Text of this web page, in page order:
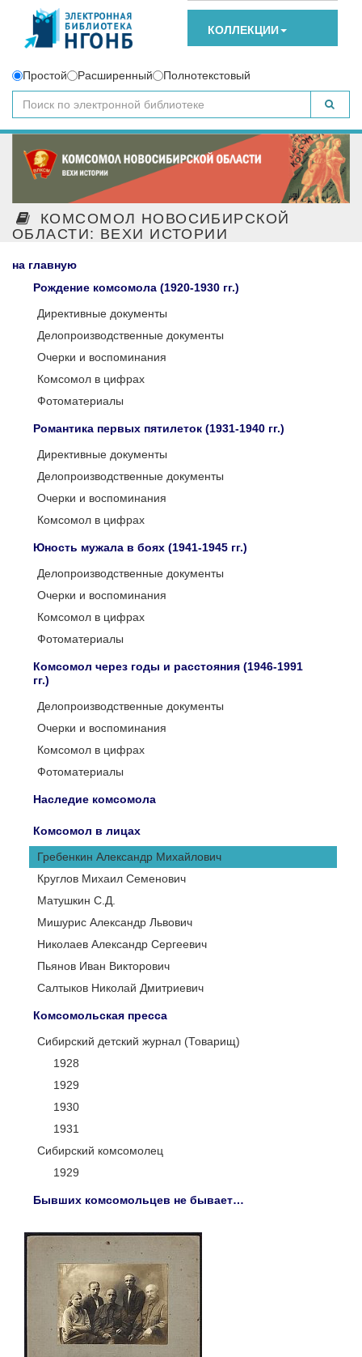
КОЛЛЕКЦИИ
Простой Расширенный Полнотекстовый
КОМСОМОЛ НОВОСИБИРСКОЙ
ОБЛАСТИ: ВЕХИ ИСТОРИИ
на главную
Рождение комсомола (1920-1930 гг.)
Директивные документы
Делопроизводственные документы
Очерки и воспоминания
Комсомол в цифрах
Фотоматериалы
Романтика первых пятилеток (1931-1940 гг.)
Директивные документы
Делопроизводственные документы
Очерки и воспоминания
Комсомол в цифрах
Юность мужала в боях (1941-1945 гг.)
Делопроизводственные документы
Очерки и воспоминания
Комсомол в цифрах
Фотоматериалы
Комсомол через годы и расстояния (1946-1991
гг.)
Делопроизводственные документы
Очерки и воспоминания
Комсомол в цифрах
Фотоматериалы
Наследие комсомола
Комсомол в лицах
Гребенкин Александр Михайлович
Круглов Михаил Семенович
Матушкин С.Д.
Мишурис Александр Львович
Николаев Александр Сергеевич
Пьянов Иван Викторович
Салтыков Николай Дмитриевич
Комсомольская пресса
Сибирский детский журнал (Товарищ)
1928
1929
1930
1931
Сибирский комсомолец
1929
Бывших комсомольцев не бывает…